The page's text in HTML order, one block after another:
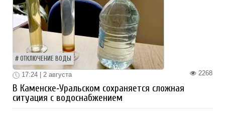
ОТКЛЮЧЕНИЕ ВОДЫ
2268
17:24 | 2 августа
В Каменске‑Уральском сохраняется сложная
ситуация с водоснабжением